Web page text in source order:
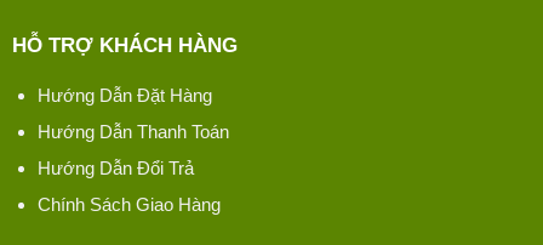
HỖ TRỢ KHÁCH HÀNG
Hướng Dẫn Đặt Hàng
Hướng Dẫn Thanh Toán
Hướng Dẫn Đổi Trả
Chính Sách Giao Hàng